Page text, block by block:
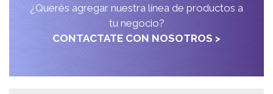
¿Querés agregar nuestra línea de productos a
tu negocio?
CONTACTATE CON NOSOTROS >